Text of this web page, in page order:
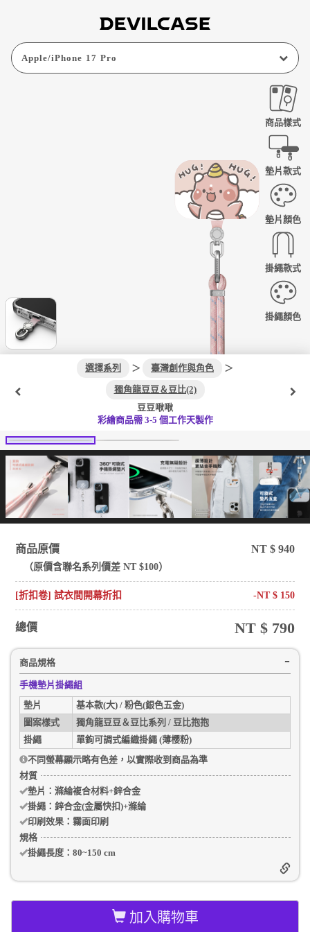
Apple/iPhone 17 Pro
商品樣式
墊片款式
墊片顏色
掛繩款式
掛繩顏色
選擇系列 ＞ 臺灣創作與角色 ＞
獨角龍豆豆＆豆比(2)
豆豆啾啾
彩繪商品需 3-5 個工作天製作
商品原價 NT $940
（原價含聯名系列 價差 NT $100）
[折扣卷] 試衣間開幕折扣 -NT $ 150
總價 NT $ 790
商品規格
手機墊片掛繩組
墊片
基本款(大) / 粉色(銀色五金)
圖案樣式
獨角龍豆豆＆豆比系列 / 豆比抱抱
掛繩
單鉤可調式編織掛繩 (薄櫻粉)
不同螢幕顯示略有色差，以實際收到商品為準
材質
墊片： 滌綸複合材料+鋅合金
掛繩： 鋅合金(金屬快扣)+滌綸
印刷效果： 霧面印刷
規格
掛繩長度： 80~150 cm
加入購物車